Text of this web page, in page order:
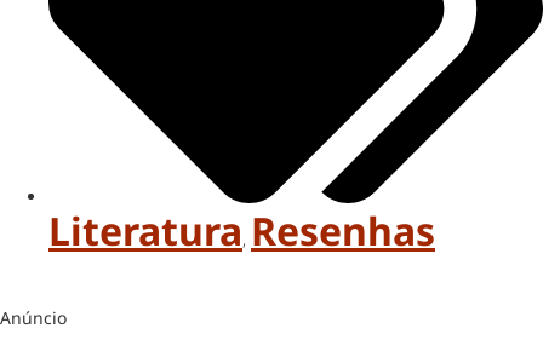
Literatura, Resenhas
Anúncio